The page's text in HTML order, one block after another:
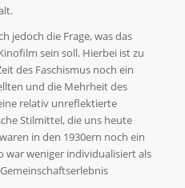
jedoch die Frage, was das
sein soll. Hierbei ist zu
des Faschismus noch ein
und die Mehrheit des
relativ unreflektierte
Stilmittel, die uns heute
in den 1930ern noch ein
war weniger individualisiert als